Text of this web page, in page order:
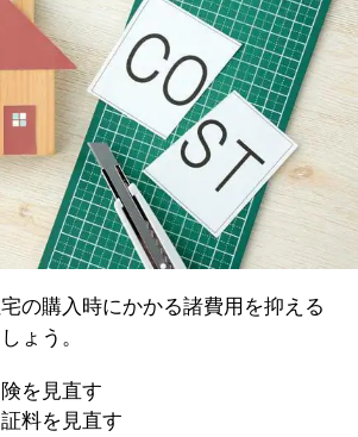
の購入時にかかる諸費用を抑える
ょう。
を見直す
料を見直す